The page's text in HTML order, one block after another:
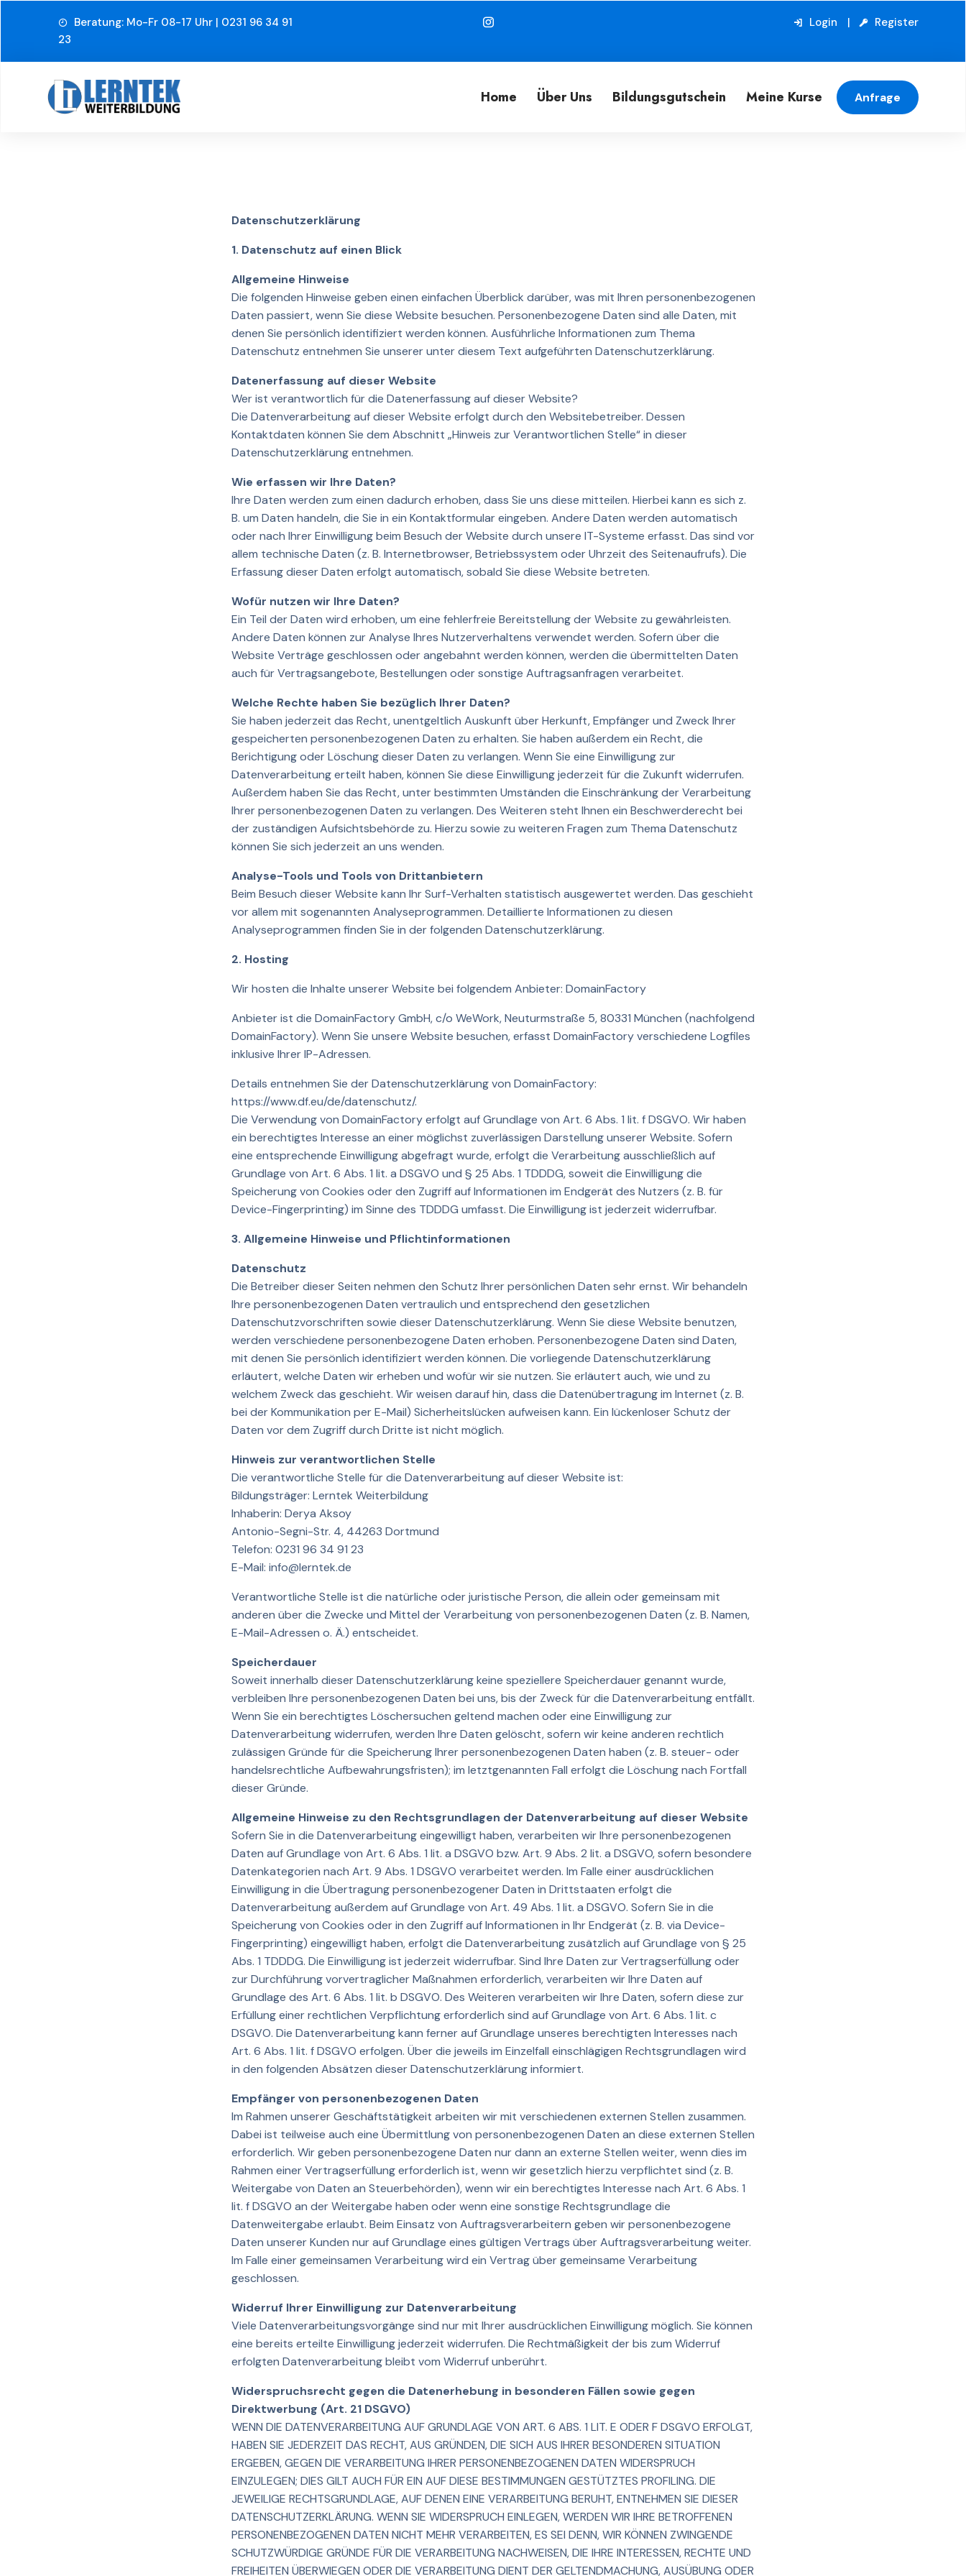
Beratung: Mo-Fr 08-17 Uhr | 0231 96 34 91
23
Login Register
Home Über Uns Bildungsgutschein Meine Kurse Anfrage
Datenschutzerklärung
1. Datenschutz auf einen Blick
Allgemeine Hinweise
Die folgenden Hinweise geben einen einfachen Überblick darüber, was mit Ihren personenbezogenen
Daten passiert, wenn Sie diese Website besuchen. Personenbezogene Daten sind alle Daten, mit
denen Sie persönlich identifiziert werden können. Ausführliche Informationen zum Thema
Datenschutz entnehmen Sie unserer unter diesem Text aufgeführten Datenschutzerklärung.
Datenerfassung auf dieser Website
Wer ist verantwortlich für die Datenerfassung auf dieser Website?
Die Datenverarbeitung auf dieser Website erfolgt durch den Websitebetreiber. Dessen
Kontaktdaten können Sie dem Abschnitt „Hinweis zur Verantwortlichen Stelle“ in dieser
Datenschutzerklärung entnehmen.
Wie erfassen wir Ihre Daten?
Ihre Daten werden zum einen dadurch erhoben, dass Sie uns diese mitteilen. Hierbei kann es sich z.
B. um Daten handeln, die Sie in ein Kontaktformular eingeben. Andere Daten werden automatisch
oder nach Ihrer Einwilligung beim Besuch der Website durch unsere IT-Systeme erfasst. Das sind vor
allem technische Daten (z. B. Internetbrowser, Betriebssystem oder Uhrzeit des Seitenaufrufs). Die
Erfassung dieser Daten erfolgt automatisch, sobald Sie diese Website betreten.
Wofür nutzen wir Ihre Daten?
Ein Teil der Daten wird erhoben, um eine fehlerfreie Bereitstellung der Website zu gewährleisten.
Andere Daten können zur Analyse Ihres Nutzerverhaltens verwendet werden. Sofern über die
Website Verträge geschlossen oder angebahnt werden können, werden die übermittelten Daten
auch für Vertragsangebote, Bestellungen oder sonstige Auftragsanfragen verarbeitet.
Welche Rechte haben Sie bezüglich Ihrer Daten?
Sie haben jederzeit das Recht, unentgeltlich Auskunft über Herkunft, Empfänger und Zweck Ihrer
gespeicherten personenbezogenen Daten zu erhalten. Sie haben außerdem ein Recht, die
Berichtigung oder Löschung dieser Daten zu verlangen. Wenn Sie eine Einwilligung zur
Datenverarbeitung erteilt haben, können Sie diese Einwilligung jederzeit für die Zukunft widerrufen.
Außerdem haben Sie das Recht, unter bestimmten Umständen die Einschränkung der Verarbeitung
Ihrer personenbezogenen Daten zu verlangen. Des Weiteren steht Ihnen ein Beschwerderecht bei
der zuständigen Aufsichtsbehörde zu. Hierzu sowie zu weiteren Fragen zum Thema Datenschutz
können Sie sich jederzeit an uns wenden.
Analyse-Tools und Tools von Drittanbietern
Beim Besuch dieser Website kann Ihr Surf-Verhalten statistisch ausgewertet werden. Das geschieht
vor allem mit sogenannten Analyseprogrammen. Detaillierte Informationen zu diesen
Analyseprogrammen finden Sie in der folgenden Datenschutzerklärung.
2. Hosting
Wir hosten die Inhalte unserer Website bei folgendem Anbieter: DomainFactory
Anbieter ist die DomainFactory GmbH, c/o WeWork, Neuturmstraße 5, 80331 München (nachfolgend
DomainFactory). Wenn Sie unsere Website besuchen, erfasst DomainFactory verschiedene Logfiles
inklusive Ihrer IP-Adressen.
Details entnehmen Sie der Datenschutzerklärung von DomainFactory:
https://www.df.eu/de/datenschutz/.
Die Verwendung von DomainFactory erfolgt auf Grundlage von Art. 6 Abs. 1 lit. f DSGVO. Wir haben
ein berechtigtes Interesse an einer möglichst zuverlässigen Darstellung unserer Website. Sofern
eine entsprechende Einwilligung abgefragt wurde, erfolgt die Verarbeitung ausschließlich auf
Grundlage von Art. 6 Abs. 1 lit. a DSGVO und § 25 Abs. 1 TDDDG, soweit die Einwilligung die
Speicherung von Cookies oder den Zugriff auf Informationen im Endgerät des Nutzers (z. B. für
Device-Fingerprinting) im Sinne des TDDDG umfasst. Die Einwilligung ist jederzeit widerrufbar.
3. Allgemeine Hinweise und Pflichtinformationen
Datenschutz
Die Betreiber dieser Seiten nehmen den Schutz Ihrer persönlichen Daten sehr ernst. Wir behandeln
Ihre personenbezogenen Daten vertraulich und entsprechend den gesetzlichen
Datenschutzvorschriften sowie dieser Datenschutzerklärung. Wenn Sie diese Website benutzen,
werden verschiedene personenbezogene Daten erhoben. Personenbezogene Daten sind Daten,
mit denen Sie persönlich identifiziert werden können. Die vorliegende Datenschutzerklärung
erläutert, welche Daten wir erheben und wofür wir sie nutzen. Sie erläutert auch, wie und zu
welchem Zweck das geschieht. Wir weisen darauf hin, dass die Datenübertragung im Internet (z. B.
bei der Kommunikation per E-Mail) Sicherheitslücken aufweisen kann. Ein lückenloser Schutz der
Daten vor dem Zugriff durch Dritte ist nicht möglich.
Hinweis zur verantwortlichen Stelle
Die verantwortliche Stelle für die Datenverarbeitung auf dieser Website ist:
Bildungsträger: Lerntek Weiterbildung
Inhaberin: Derya Aksoy
Antonio-Segni-Str. 4, 44263 Dortmund
Telefon: 0231 96 34 91 23
E-Mail: info@lerntek.de
Verantwortliche Stelle ist die natürliche oder juristische Person, die allein oder gemeinsam mit
anderen über die Zwecke und Mittel der Verarbeitung von personenbezogenen Daten (z. B. Namen,
E-Mail-Adressen o. Ä.) entscheidet.
Speicherdauer
Soweit innerhalb dieser Datenschutzerklärung keine speziellere Speicherdauer genannt wurde,
verbleiben Ihre personenbezogenen Daten bei uns, bis der Zweck für die Datenverarbeitung entfällt.
Wenn Sie ein berechtigtes Löschersuchen geltend machen oder eine Einwilligung zur
Datenverarbeitung widerrufen, werden Ihre Daten gelöscht, sofern wir keine anderen rechtlich
zulässigen Gründe für die Speicherung Ihrer personenbezogenen Daten haben (z. B. steuer- oder
handelsrechtliche Aufbewahrungsfristen); im letztgenannten Fall erfolgt die Löschung nach Fortfall
dieser Gründe.
Allgemeine Hinweise zu den Rechtsgrundlagen der Datenverarbeitung auf dieser Website
Sofern Sie in die Datenverarbeitung eingewilligt haben, verarbeiten wir Ihre personenbezogenen
Daten auf Grundlage von Art. 6 Abs. 1 lit. a DSGVO bzw. Art. 9 Abs. 2 lit. a DSGVO, sofern besondere
Datenkategorien nach Art. 9 Abs. 1 DSGVO verarbeitet werden. Im Falle einer ausdrücklichen
Einwilligung in die Übertragung personenbezogener Daten in Drittstaaten erfolgt die
Datenverarbeitung außerdem auf Grundlage von Art. 49 Abs. 1 lit. a DSGVO. Sofern Sie in die
Speicherung von Cookies oder in den Zugriff auf Informationen in Ihr Endgerät (z. B. via Device-
Fingerprinting) eingewilligt haben, erfolgt die Datenverarbeitung zusätzlich auf Grundlage von § 25
Abs. 1 TDDDG. Die Einwilligung ist jederzeit widerrufbar. Sind Ihre Daten zur Vertragserfüllung oder
zur Durchführung vorvertraglicher Maßnahmen erforderlich, verarbeiten wir Ihre Daten auf
Grundlage des Art. 6 Abs. 1 lit. b DSGVO. Des Weiteren verarbeiten wir Ihre Daten, sofern diese zur
Erfüllung einer rechtlichen Verpflichtung erforderlich sind auf Grundlage von Art. 6 Abs. 1 lit. c
DSGVO. Die Datenverarbeitung kann ferner auf Grundlage unseres berechtigten Interesses nach
Art. 6 Abs. 1 lit. f DSGVO erfolgen. Über die jeweils im Einzelfall einschlägigen Rechtsgrundlagen wird
in den folgenden Absätzen dieser Datenschutzerklärung informiert.
Empfänger von personenbezogenen Daten
Im Rahmen unserer Geschäftstätigkeit arbeiten wir mit verschiedenen externen Stellen zusammen.
Dabei ist teilweise auch eine Übermittlung von personenbezogenen Daten an diese externen Stellen
erforderlich. Wir geben personenbezogene Daten nur dann an externe Stellen weiter, wenn dies im
Rahmen einer Vertragserfüllung erforderlich ist, wenn wir gesetzlich hierzu verpflichtet sind (z. B.
Weitergabe von Daten an Steuerbehörden), wenn wir ein berechtigtes Interesse nach Art. 6 Abs. 1
lit. f DSGVO an der Weitergabe haben oder wenn eine sonstige Rechtsgrundlage die
Datenweitergabe erlaubt. Beim Einsatz von Auftragsverarbeitern geben wir personenbezogene
Daten unserer Kunden nur auf Grundlage eines gültigen Vertrags über Auftragsverarbeitung weiter.
Im Falle einer gemeinsamen Verarbeitung wird ein Vertrag über gemeinsame Verarbeitung
geschlossen.
Widerruf Ihrer Einwilligung zur Datenverarbeitung
Viele Datenverarbeitungsvorgänge sind nur mit Ihrer ausdrücklichen Einwilligung möglich. Sie können
eine bereits erteilte Einwilligung jederzeit widerrufen. Die Rechtmäßigkeit der bis zum Widerruf
erfolgten Datenverarbeitung bleibt vom Widerruf unberührt.
Widerspruchsrecht gegen die Datenerhebung in besonderen Fällen sowie gegen
Direktwerbung (Art. 21 DSGVO)
WENN DIE DATENVERARBEITUNG AUF GRUNDLAGE VON ART. 6 ABS. 1 LIT. E ODER F DSGVO ERFOLGT,
HABEN SIE JEDERZEIT DAS RECHT, AUS GRÜNDEN, DIE SICH AUS IHRER BESONDEREN SITUATION
ERGEBEN, GEGEN DIE VERARBEITUNG IHRER PERSONENBEZOGENEN DATEN WIDERSPRUCH
EINZULEGEN; DIES GILT AUCH FÜR EIN AUF DIESE BESTIMMUNGEN GESTÜTZTES PROFILING. DIE
JEWEILIGE RECHTSGRUNDLAGE, AUF DENEN EINE VERARBEITUNG BERUHT, ENTNEHMEN SIE DIESER
DATENSCHUTZERKLÄRUNG. WENN SIE WIDERSPRUCH EINLEGEN, WERDEN WIR IHRE BETROFFENEN
PERSONENBEZOGENEN DATEN NICHT MEHR VERARBEITEN, ES SEI DENN, WIR KÖNNEN ZWINGENDE
SCHUTZWÜRDIGE GRÜNDE FÜR DIE VERARBEITUNG NACHWEISEN, DIE IHRE INTERESSEN, RECHTE UND
FREIHEITEN ÜBERWIEGEN ODER DIE VERARBEITUNG DIENT DER GELTENDMACHUNG, AUSÜBUNG ODER